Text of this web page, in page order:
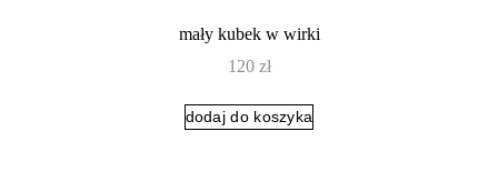
mały kubek w wirki
120 zł
dodaj do koszyka